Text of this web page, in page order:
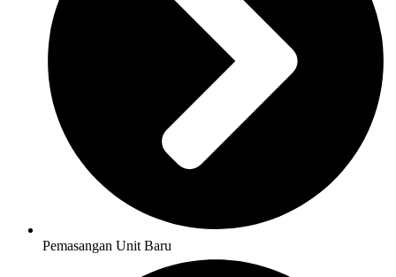
Pemasangan Unit Baru